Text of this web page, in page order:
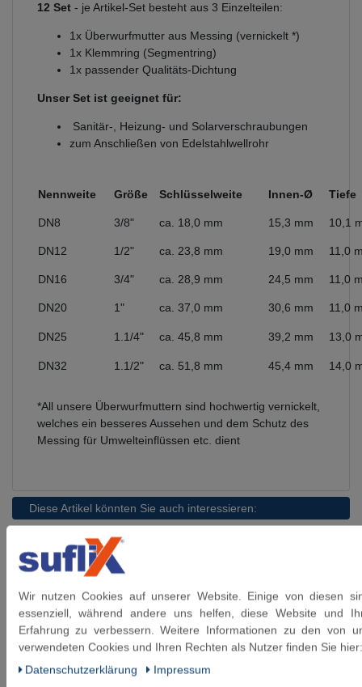
12 Set - je Artikel-Set besteht aus 3 Einzelteilen:
1x Überwurfmutter aus Messing (vernickelt *)
1x Klemmring (Segmentring)
1x passender Qualitäts-Dichtung
Unser Set ist geeignet für:
Sanitär-, Heizung- und Solarverschraubungen
zum Anschließen von Edelstahlwellrohr
Nennweite Größe Schlüsselweite Innen-Ø Tiefe
DN8 3/8" ca. 18,0 mm 15,3 mm 10,1
DN12 1/2" ca. 23,8 mm 19,0 mm 11,0
DN16 3/4" ca. 28,9 mm 24,5 mm 11,0
DN20 1" ca. 37,0 mm 30,6 mm 11,0
DN25 1.1/4" ca. 45,8 mm 39,2 mm 13,0
DN32 1.1/2" ca. 51,8 mm 45,4 mm 14,0
*All unsere Überwurfmuttern sind hochwertig vernickelt,
welches ein besseres Aussehen und dem Schutz des
Messing für Umwelteinflüssen etc. dient
Diese Artikel könnten Sie auch interessieren:
ab 26,59 € *
Artikel anzeigen
*inkl. ges. MwSt.
Wir nutzen Cookies auf unserer Website. Einige von diesen
essenziell, während andere uns helfen, diese Website und
Erfahrung zu verbessern. Weitere Informationen zu den von
verwendeten Cookies und Ihren Rechten als Nutzer finden Sie hier:
Daten­schutz­erklärung
Impressum